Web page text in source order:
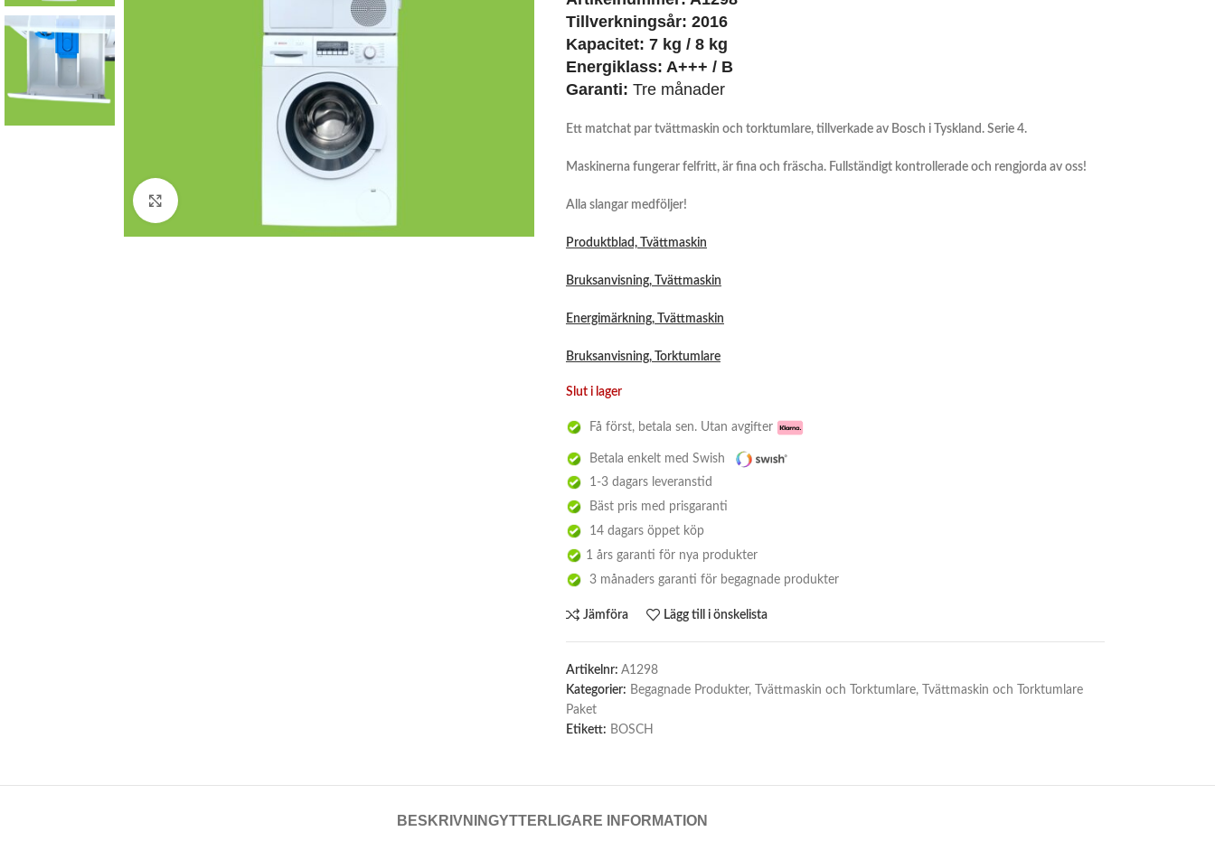
Tillverkningsår: 2016
Kapacitet: 7 kg / 8 kg
Energiklass: A+++ / B
Garanti: Tre månader
Ett matchat par tvättmaskin och torktumlare, tillverkade av Bosch i Tyskland. Serie 4.
Maskinerna fungerar felfritt, är fina och fräscha. Fullständigt kontrollerade och rengjorda av oss!
Alla slangar medföljer!
Produktblad, Tvättmaskin
Bruksanvisning, Tvättmaskin
Energimärkning, Tvättmaskin
Bruksanvisning, Torktumlare
Slut i lager
Få först, betala sen. Utan avgifter
Betala enkelt med Swish
1-3 dagars leveranstid
Bäst pris med prisgaranti
14 dagars öppet köp
1 års garanti för nya produkter
3 månaders garanti för begagnade produkter
Jämföra Lägg till i önskelista
Artikelnr: A1298
Kategorier: Begagnade Produkter, Tvättmaskin och Torktumlare,
Tvättmaskin och Torktumlare
Paket
Etikett: BOSCH
BESKRIVNINGYTTERLIGARE INFORMATION